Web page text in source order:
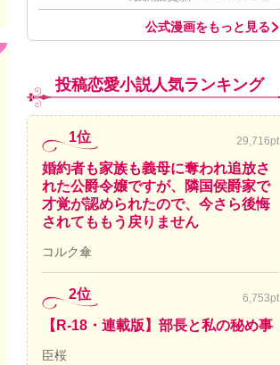
公式漫画をもっと見る
投稿恋愛小説人気ランキング
1位 29,716pt
婚約者も家族も義母に奪われ追放さ
れた公爵令嬢ですが、隣国侯爵家で
才覚が認められたので、今さら後悔
されてももう戻りません
コルク傘
2位 6,753pt
【R-18・連載版】部長と私の秘め事
臣桜